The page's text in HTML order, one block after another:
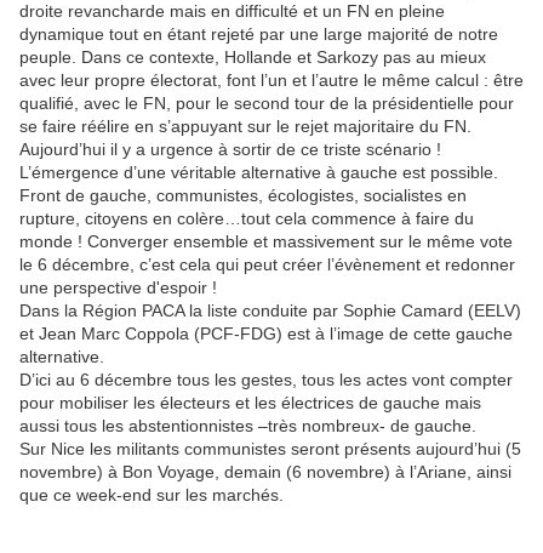
droite revancharde mais en difficulté et un FN en pleine
dynamique tout en étant rejeté par une large majorité de notre
peuple. Dans ce contexte, Hollande et Sarkozy pas au mieux
avec leur propre électorat, font l’un et l’autre le même calcul : être
qualifié, avec le FN, pour le second tour de la présidentielle pour
se faire réélire en s’appuyant sur le rejet majoritaire du FN.
Aujourd’hui il y a urgence à sortir de ce triste scénario !
L’émergence d’une véritable alternative à gauche est possible.
Front de gauche, communistes, écologistes, socialistes en
rupture, citoyens en colère…tout cela commence à faire du
monde ! Converger ensemble et massivement sur le même vote
le 6 décembre, c’est cela qui peut créer l’évènement et redonner
une perspective d'espoir !
Dans la Région PACA la liste conduite par Sophie Camard (EELV)
et Jean Marc Coppola (PCF-FDG) est à l’image de cette gauche
alternative.
D’ici au 6 décembre tous les gestes, tous les actes vont compter
pour mobiliser les électeurs et les électrices de gauche mais
aussi tous les abstentionnistes –très nombreux- de gauche.
Sur Nice les militants communistes seront présents aujourd’hui (5
novembre) à Bon Voyage, demain (6 novembre) à l’Ariane, ainsi
que ce week-end sur les marchés.